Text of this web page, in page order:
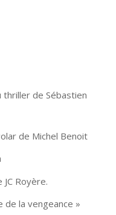
de Sébastien
de Michel Benoit
Royère.
de la vengeance »